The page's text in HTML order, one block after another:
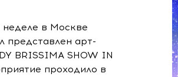
в Москве
представлен арт-
BRISSIMA SHOW IN
проходило в